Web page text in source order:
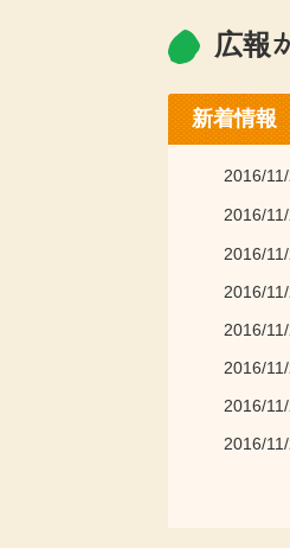
広報
新着情報
2016/
2016/
2016/
2016/
2016/
2016/
2016/
2016/